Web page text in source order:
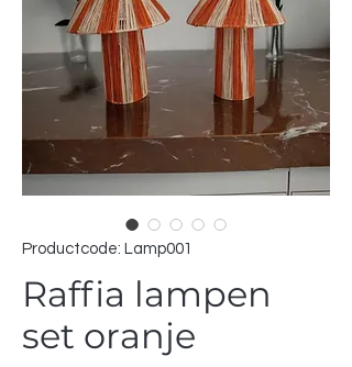
Productcode: Lamp001
Raffia lampen
set oranje